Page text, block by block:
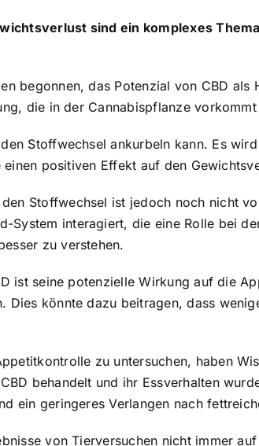
sind ein komplexes
begonnen, das Potenzial von CBD
die in der Cannabispflanze
Stoffwechsel ankurbeln kann. Es
positiven Effekt auf den
Stoffwechsel ist jedoch noch nicht
System interagiert, die eine Rolle bei
zu verstehen.
ist seine potenzielle Wirkung auf die
Dies könnte dazu beitragen, dass
zu untersuchen, haben
behandelt und ihr Essverhalten
ein geringeres Verlangen nach
von Tierversuchen nicht immer